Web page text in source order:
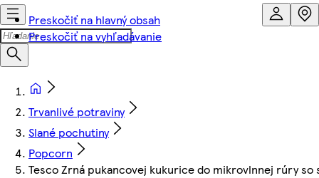
Preskočiť na hlavný obsah
Preskočiť na vyhľadávanie
Trvanlivé potraviny
Slané pochutiny
Popcorn
Tesco Zrná pukancovej kukurice do mikrovlnnej rúry so